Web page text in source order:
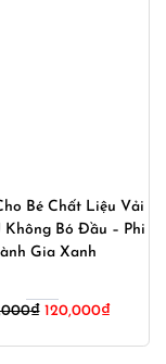
Bé Chất Liệu Vải
Không Bó Đầu – Phi
Gia Xanh
₫ Giá
120,000₫Giá